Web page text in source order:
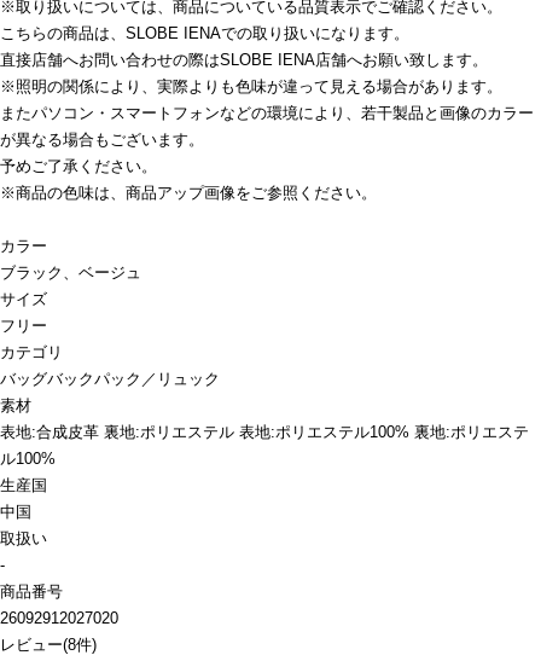
※取り扱いについては、商品についている品質表示でご確認ください。
こちらの商品は、SLOBE IENAでの取り扱いになります。
直接店舗へお問い合わせの際はSLOBE IENA店舗へお願い致します。
※照明の関係により、実際よりも色味が違って見える場合があります。
またパソコン・スマートフォンなどの環境により、若干製品と画像のカラー
が異なる場合もございます。
予めご了承ください。
※商品の色味は、商品アップ画像をご参照ください。
カラー
ブラック、ベージュ
サイズ
フリー
カテゴリ
バッグバックパック／リュック
素材
表地:合成皮革 裏地:ポリエステル 表地:ポリエステル100% 裏地:ポリエステ
ル100%
生産国
中国
取扱い
-
商品番号
26092912027020
レビュー(8件)